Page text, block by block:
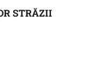
STRĂZII